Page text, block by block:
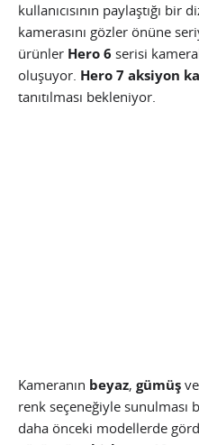
kullanıcısının paylaştığı
kamerasını gözler önüne
ürünler Hero 6 serisi
oluşuyor. Hero 7 aksiyon
tanıtılması bekleniyor.
Kameranın beyaz, gümüş ve
renk seçeneğiyle sunulması
daha önceki modellerde